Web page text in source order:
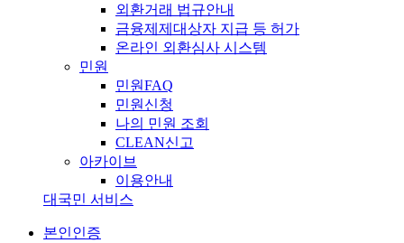
외환거래 법규안내
금융제제대상자 지급 등 허가
온라인 외환심사 시스템
민원
민원FAQ
민원신청
나의 민원 조회
CLEAN신고
아카이브
이용안내
대국민 서비스
본인인증